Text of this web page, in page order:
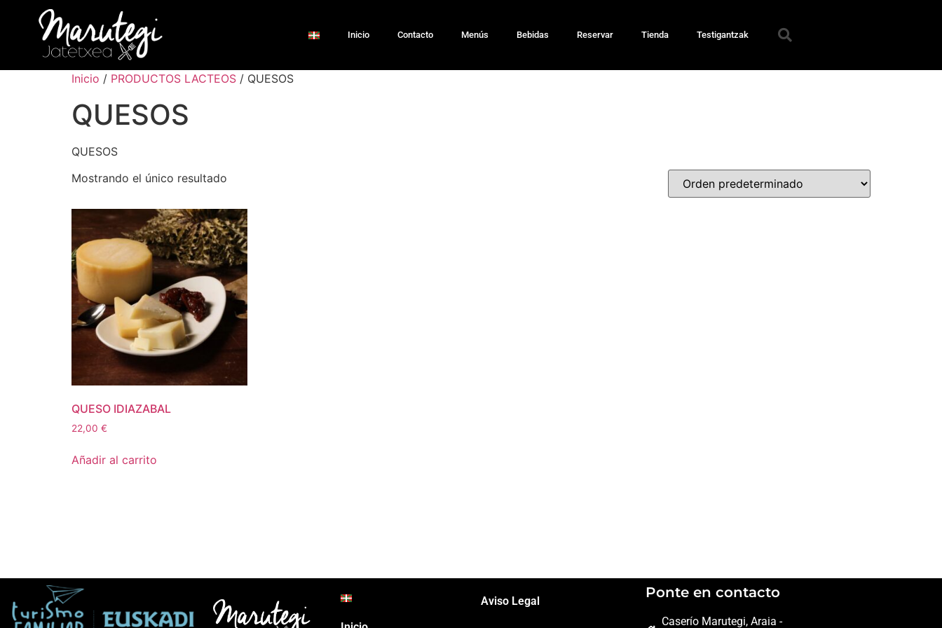
Inicio Contacto Menús Bebidas Reservar Tienda Testigantzak
Inicio / PRODUCTOS LACTEOS / QUESOS
QUESOS
QUESOS
Mostrando el único resultado
QUESO IDIAZABAL
22,00 €
Añadir al carrito
Aviso Legal
Ponte en contacto
Caserío Marutegi, Araia -